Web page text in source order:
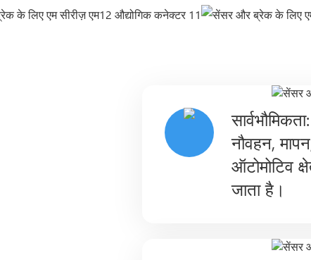
नौवहन,
ऑटोमोटिव
जाता है।